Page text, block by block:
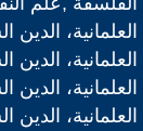
العلمانية،
العلمانية،
العلمانية،
العلمانية،